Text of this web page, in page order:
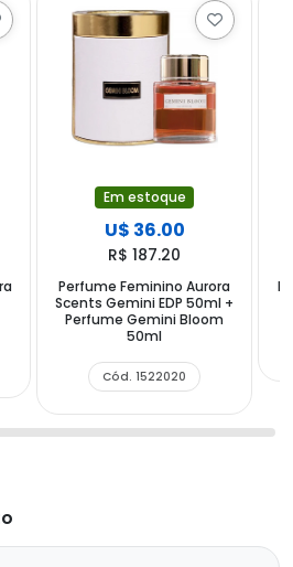
Em estoque
U$ 36.00
R$ 187.20
Perfume Feminino Aurora
Scents Gemini EDP 50ml +
Perfume Gemini Bloom
50ml
Cód. 1522020